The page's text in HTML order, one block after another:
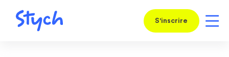
S'inscrire